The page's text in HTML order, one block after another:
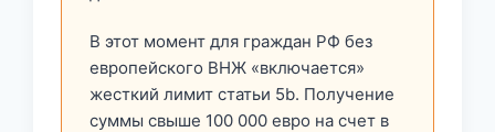
В этот момент для граждан РФ без
европейского ВНЖ «включается»
жесткий лимит статьи 5b. Получение
суммы свыше 100 000 евро на счет в